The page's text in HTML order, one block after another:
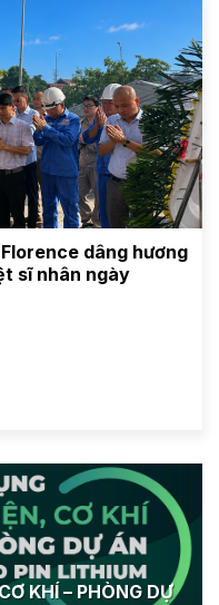
dâng hương
sĩ nhân ngày
KHÍ – PHÒNG DỰ